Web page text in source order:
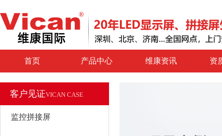
首页 产品中心 维康资讯 资
客户见证VICAN CASE
监控拼接屏